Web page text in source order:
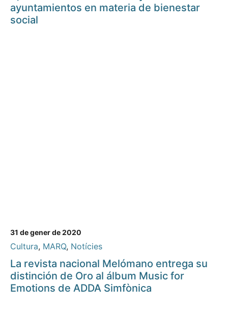
ayuntamientos en materia de bienestar
social
31 de gener de 2020
Cultura, MARQ, Notícies
La revista nacional Melómano entrega su
distinción de Oro al álbum Music for
Emotions de ADDA Simfònica